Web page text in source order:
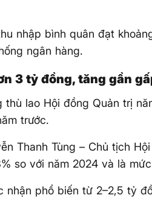
nhập bình quân đạt
ngân hàng.
3 tỷ đồng, tăng gần
thù lao Hội đồng Quản trị
trước.
Thanh Tùng – Chủ tịch
so với năm 2024 và là
nhận phổ biến từ 2–2,5 tỷ